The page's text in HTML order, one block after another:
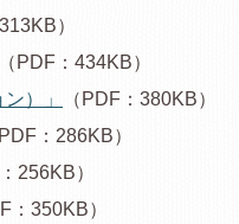
）
（PDF：434KB）
）」
（PDF：380KB）
PDF：286KB）
256KB）
：350KB）